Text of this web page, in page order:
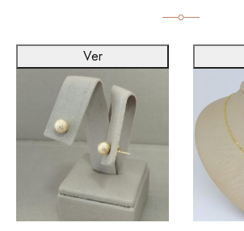
Ver